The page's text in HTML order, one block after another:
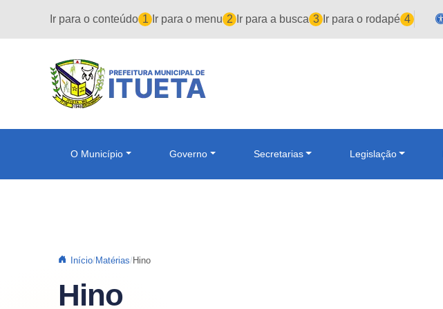
Ir para o conteúdo 1 Ir para o menu 2 Ir para a busca 3 Ir para o rodapé 4
O Município Governo Secretarias Legislação
Início Matérias Hino
Hino